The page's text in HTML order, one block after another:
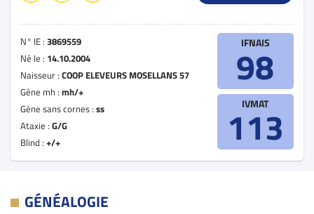
N° IE : 3869559
Né le : 14.10.2004
Naisseur : COOP ELEVEURS MOSELLANS 57
Gène mh : mh/+
Gène sans cornes : ss
Ataxie : G/G
Blind : +/+
IFNAIS
98
IVMAT
113
GÉNÉALOGIE